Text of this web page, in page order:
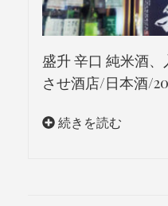
盛升 辛口 純米酒
させ酒店/日本酒/
続きを読む